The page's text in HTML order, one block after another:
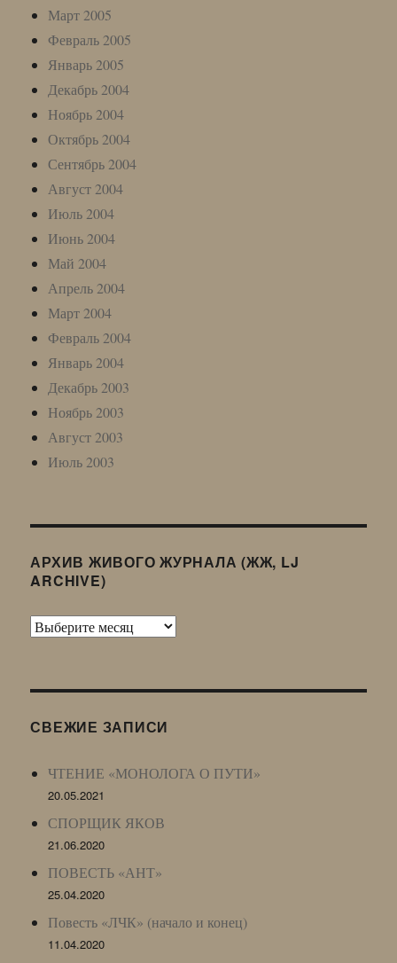
Март 2005
Февраль 2005
Январь 2005
Декабрь 2004
Ноябрь 2004
Октябрь 2004
Сентябрь 2004
Август 2004
Июль 2004
Июнь 2004
Май 2004
Апрель 2004
Март 2004
Февраль 2004
Январь 2004
Декабрь 2003
Ноябрь 2003
Август 2003
Июль 2003
АРХИВ ЖИВОГО ЖУРНАЛА (ЖЖ, LJ
ARCHIVE)
Архив
LJ
СВЕЖИЕ ЗАПИСИ
ЧТЕНИЕ «МОНОЛОГА О ПУТИ»
20.05.2021
СПОРЩИК ЯКОВ
21.06.2020
ПОВЕСТЬ «АНТ»
25.04.2020
Повесть «ЛЧК» (начало и конец)
11.04.2020